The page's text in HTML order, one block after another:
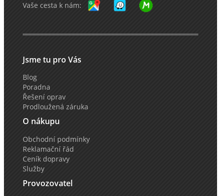
Vaše cesta k nám:
Jsme tu pro Vás
Blog
Poradna
Řešení oprav
Prodloužená záruka
O nákupu
Obchodní podmínky
Reklamační řád
Ceník dopravy
Služby
Provozovatel